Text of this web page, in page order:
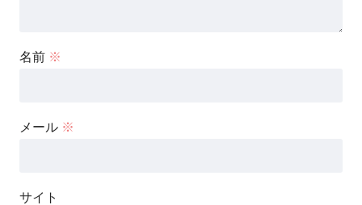
名前 ※
メール ※
サイト